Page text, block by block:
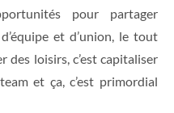
pour partager
et d’union, le tout
des loisirs, c’est capitaliser
et ça, c’est primordial